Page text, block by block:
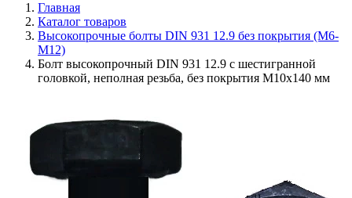
Главная
Каталог товаров
Высокопрочные болты DIN 931 12.9 без покрытия (M6-
M12)
Болт высокопрочный DIN 931 12.9 с шестигранной
головкой, неполная резьба, без покрытия M10x140 мм